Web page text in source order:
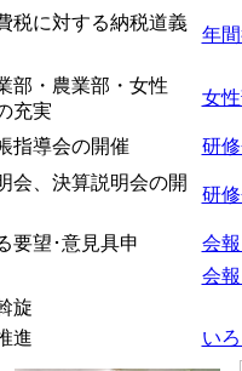
税に対する納税道義
年
部・農業部・女性
充実
女
指導会の開催 研
会、決算説明会の開
研
要望･意見具申
会
会
旋
進 い